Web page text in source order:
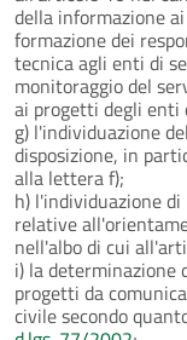
della informazione
formazione dei
tecnica agli enti di
monitoraggio del
ai progetti degli enti
g) l'individuazione
disposizione, in
alla lettera f);
h) l'individuazione
relative
nell'albo di cui
i) la determinazione
progetti da
civile secondo